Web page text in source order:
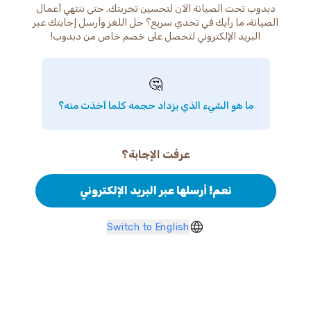
دبدوب تحت الصيانة الآن لتحسين تجربتك. حتى ننتهي أعمال
الصيانة، ما رأيك في تحدي سريع؟ حل اللغز وأرسل إجابتك عبر
البريد الإلكتروني لتحصل على خصم خاص من دبدوب!
🤔
ما هو الشيء الذي يزداد حجمه كلما أخذت منه؟
عرفت الإجابة؟
نعم! أرسلها عبر البريد الإلكتروني
Switch to English